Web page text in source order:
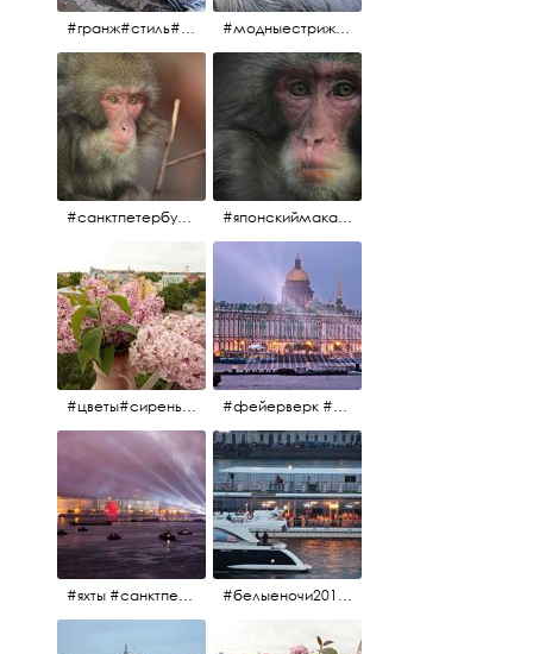
#гранж#стиль#тренд#тренд2017 #модныестрижки#санктпетербург #пеликан #птицы#причёски #модныестрижки#стильныестрижки#причёски#зоопарк #пеликан#санктпетербург #причёскиподуше
#санктпетербург #macacafuscata #macaca #ленинградскийзоопарк #снежнаяобезьяна #японскиймакак #макака #зоопарк #японскиймакак#снежнаяобезьяна#приматы#макака#зоопарк#животные#ленинградскийзоопарк#macaca#macacafuscata#санктпетербург
#цветы#сирень #розоваясирень #натюрморт #натюрмортсцветами #весна2012 #пробуждение #фейерверк #салют #парусник #санктпетербург #белыеночи2012 #белыеночи #алыепаруса2012 #алыепаруса #нева
#яхты #санктпетербург #нева #белыеночи2012 #алыепаруса #алыепаруса2012#парусник#салют#фейерверк #белыеночи2012 #белыеночи #2012 #нева #санктпетербург #яхты